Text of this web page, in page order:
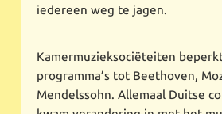
iedereen weg te jagen.
Kamermuzieksociëteiten
programma’s tot Beethoven,
Mendelssohn. Allemaal Duitse